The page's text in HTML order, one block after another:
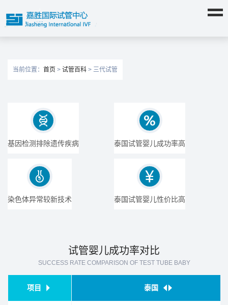
当前位置： 首页 > 试管百科 > 三代试管

基因检测排除遗传疾病

泰国试管婴儿成功率高

染色体异常较新技术

泰国试管婴儿性价比高
试管婴儿成功率对比
SUCCESS RATE COMPARISON OF TEST TUBE BABY
项目  泰国 